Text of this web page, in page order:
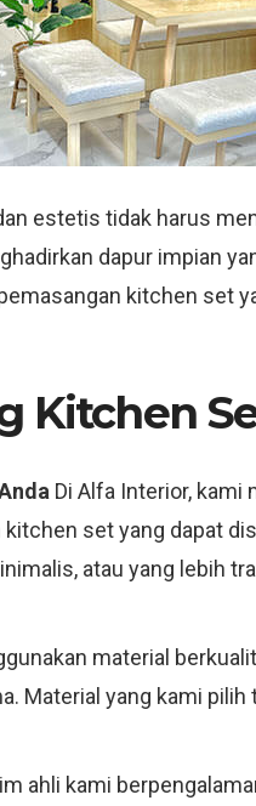
estetis tidak harus
dapur impian
kitchen set
Kitchen
Di Alfa Interior,
set yang dapat
atau yang lebih
material
Material yang kami
ahli kami